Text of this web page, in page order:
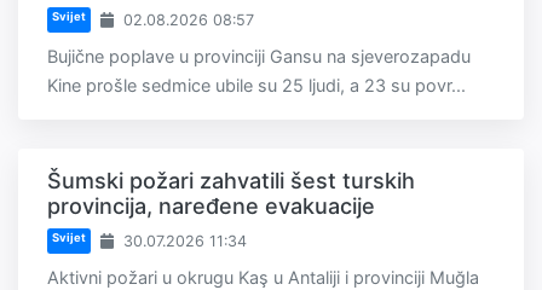
Svijet 02.08.2026 08:57
Bujične poplave u provinciji Gansu na sjeverozapadu
Kine prošle sedmice ubile su 25 ljudi, a 23 su povr...
Šumski požari zahvatili šest turskih
provincija, naređene evakuacije
Svijet 30.07.2026 11:34
Aktivni požari u okrugu Kaş u Antaliji i provinciji Muğla